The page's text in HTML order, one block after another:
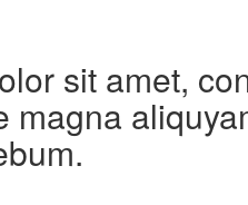
sit amet,
magna